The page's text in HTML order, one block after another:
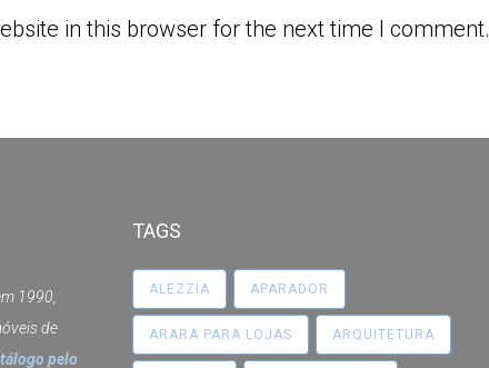
in this browser for the next time I comment.
1990,
de
pelo
TAGS
ALEZZIA APARADOR
ARARA PARA LOJAS ARQUITETURA